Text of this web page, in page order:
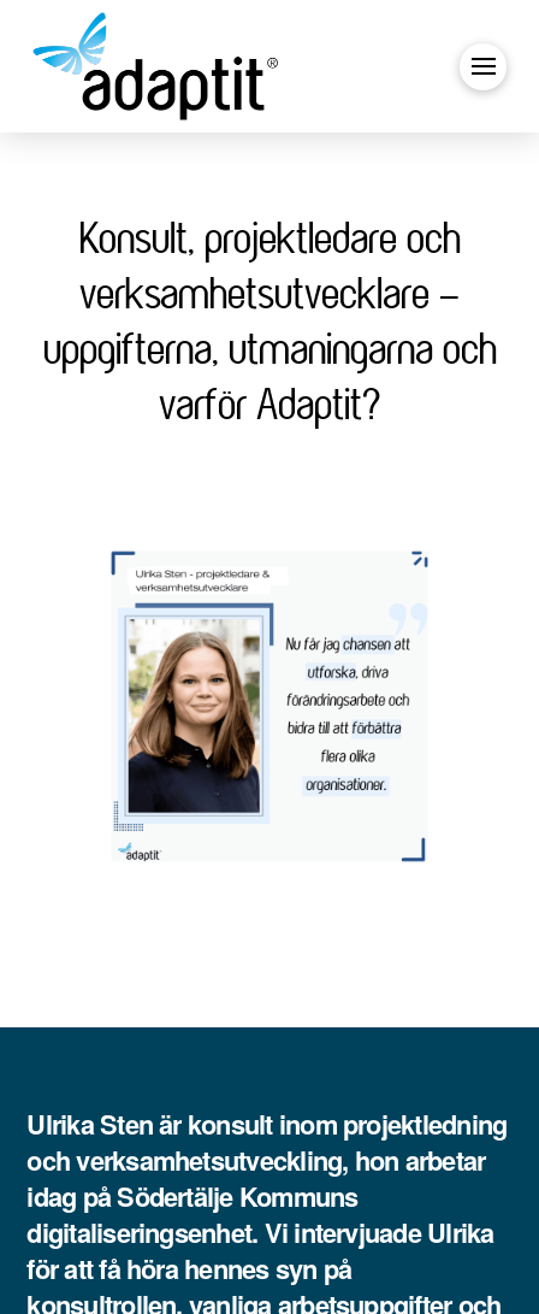
Konsult, projektledare och
verksamhetsutvecklare –
uppgifterna, utmaningarna och
varför Adaptit?
Ulrika Sten är konsult inom projektledning
och verksamhetsutveckling, hon arbetar
idag på Södertälje Kommuns
digitaliseringsenhet. Vi intervjuade Ulrika
för att få höra hennes syn på
konsultrollen, vanliga arbetsuppgifter och